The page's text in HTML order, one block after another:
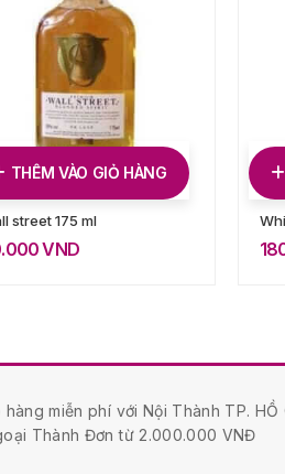
THÊM VÀO GIỎ HÀNG
street 175 ml
VND
hàng miễn phí với Nội Thành TP. HỒ
Thành Đơn từ 2.000.000 VNĐ